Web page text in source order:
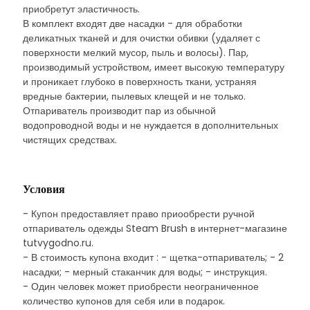
приобретут эластичность.
В комплект входят две насадки - для обработки
деликатных тканей и для очистки обивки (удаляет с
поверхности мелкий мусор, пыль и волосы). Пар,
производимый устройством, имеет высокую температуру
и проникает глубоко в поверхность ткани, устраняя
вредные бактерии, пылевых клещей и не только.
Отпариватель производит пар из обычной
водопроводной воды и не нуждается в дополнительных
чистящих средствах.
Условия
- Купон предоставляет право приообрести ручной
отпариватель одежды Steam Brush в интернет-магазине
tutvygodno.ru.
- В стоимость купона входит : - щетка-отпариватель; - 2
насадки; - мерный стаканчик для воды; - инструкция.
- Один человек может приобрести неограниченное
количество купонов для себя или в подарок.